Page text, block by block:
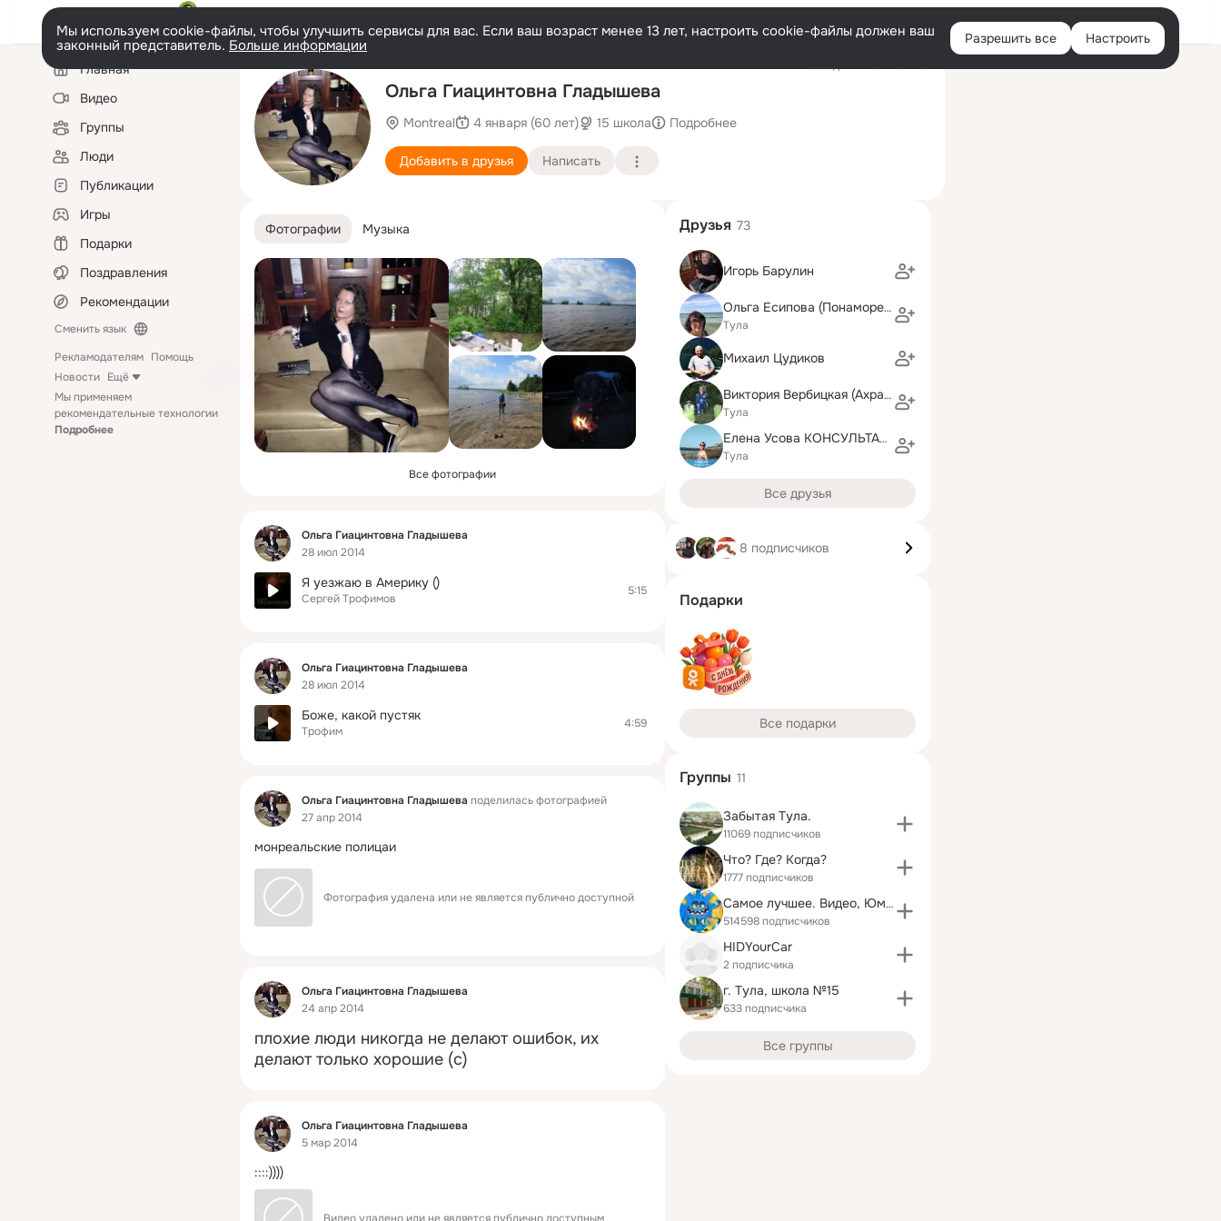
Войти
Мы используем cookie-файлы, чтобы улучшить сервисы для вас. Если ваш возраст менее 13 лет, настроить cookie-файлы должен ваш
законный представитель. Больше информации Разрешить все Настроить
Левая
колонкаГлавная
Видео
Группы
Люди
Публикации
Игры
Подарки
Поздравления
Рекомендации
Сменить язык
Рекламодателям Помощь
Новости Ещё
Мы применяем
рекомендательные технологии
Подробнее
Ольга Гиацинтовна Гладышева
Montreal 4 января (60 лет) 15 школа Подробнее
Добавить в друзья Написать
Фотографии Музыка
Все фотографии
Фид
Ольга Гиацинтовна Гладышева
28 июл 2014
Я уезжаю в Америку ()
Сергей Трофимов
5:15
Фид
Ольга Гиацинтовна Гладышева
28 июл 2014
Боже, какой пустяк
Трофим
4:59
Фид Ольга Гиацинтовна Гладышева поделилась фотографией
27 апр 2014
монреальские полицаи
Фотография удалена или не является публично доступной
Фид
Ольга Гиацинтовна Гладышева
24 апр 2014
плохие люди никогда не делают ошибок, их
делают только хорошие (с)
Фид
Ольга Гиацинтовна Гладышева
5 мар 2014
::::))))
Друзья 73
Игорь Барулин
Ольга Есипова (Понаморева)
Тула
Михаил Цудиков
Виктория Вербицкая (Ахрамеева)
Тула
Елена Усова КОНСУЛЬТАНТ по ЗОЖ
Тула
Все друзья
8 подписчиков
Подарки
Все подарки
Группы 11
Забытая Тула.
11069 подписчиков
Что? Где? Когда?
1777 подписчиков
Самое лучшее. Видео, Юмор, GIF
514598 подписчиков
HIDYourCar
2 подписчика
г. Тула, школа №15
633 подписчика
Все группы